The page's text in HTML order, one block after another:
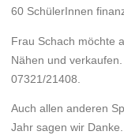
60 SchülerInnen
Frau Schach möchte
Nähen und
07321/21408.
Auch allen anderen
Jahr sagen wir